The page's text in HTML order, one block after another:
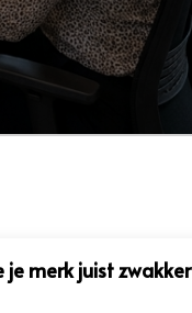
merk juist zwakker